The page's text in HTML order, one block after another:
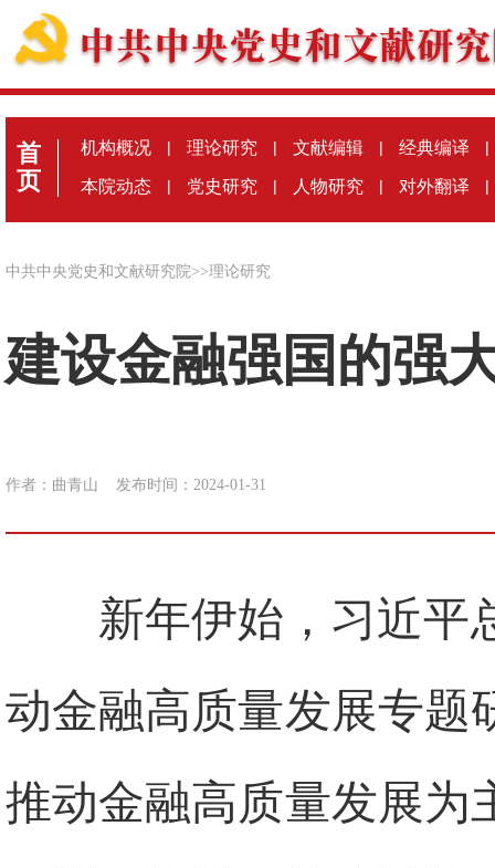
首
页
机构概况 | 理论研究 | 文献编辑 | 经典编译 |
本院动态 | 党史研究 | 人物研究 | 对外翻译 |
中共中央党史和文献研究院>>理论研究
建设金融强国的强
作者：曲青山 发布时间：2024-01-31
新年伊始，习近平
动金融高质量发展专题
推动金融高质量发展为